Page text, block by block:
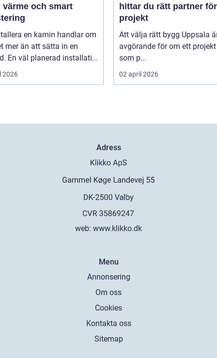
värme och smart
en kamin handlar om
mer än att sätta in en
En väl planerad installati...
2026
hittar du rätt partner
projekt
Att välja rätt bygg Uppsala
avgörande för om ett
som p...
02 april 2026
Adress
web: www.klikko.dk
Menu
Annonsering
Om oss
Cookies
Kontakta oss
Sitemap